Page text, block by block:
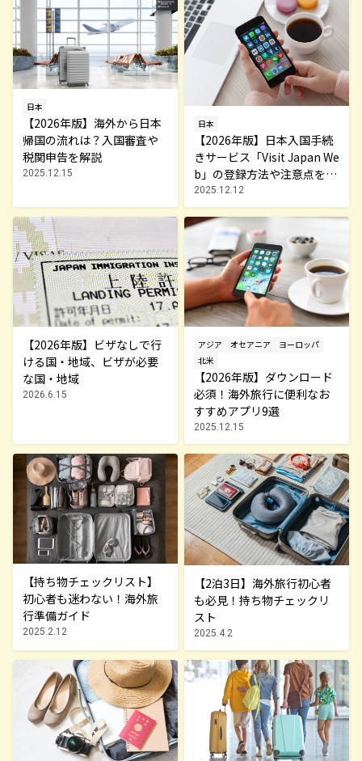
日本
【2026年版】海外から日本
帰国の流れは？入国審査や
税関申告を解説
2025.12.15
日本
【2026年版】日本入国手続
きサービス「Visit Japan We
b」の登録方法や注意点を解
説
2025.12.12
【2026年版】ビザなしで行
ける国・地域、ビザが必要
な国・地域
2026.6.15
アジア オセアニア
ヨーロッパ
北米
【2026年版】ダウンロード
必須！海外旅行に便利なお
すすめアプリ9選
2025.12.15
【持ち物チェックリスト】
初心者も迷わない！海外旅
行準備ガイド
2025.2.12
【2泊3日】海外旅行初心者
も必見！持ち物チェックリ
スト
2025.4.2